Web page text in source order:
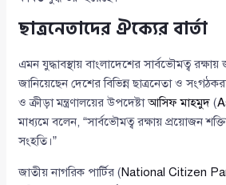
ছাত্রনেতাদের ঐক্যের বার্তা
এমন যুদ্ধাবস্থায় বাংলাদেশের সার্বভৌমত্ব
জানিয়েছেন দেশের বিভিন্ন ছাত্রনেতা ও
ও ক্রীড়া মন্ত্রণালয়ের উপদেষ্টাআসিফ মাহমুদ (
মাধ্যমে বলেন, “সার্বভৌমত্ব রক্ষায় প্রয়োজন
সংহতি।”
জাতীয় নাগরিক পার্টির (National Citizen